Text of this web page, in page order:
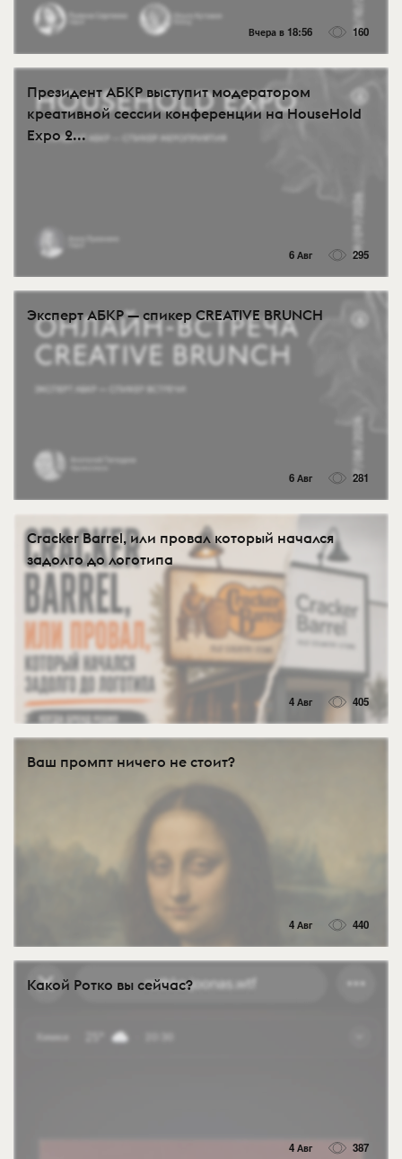
Вчера в 18:56 160
Президент АБКР выступит модератором
креативной сессии конференции на HouseHold
Expo 2...
6 Авг 295
Эксперт АБКР — спикер CREATIVE BRUNCH
6 Авг 281
Cracker Barrel, или провал который начался
задолго до логотипа
4 Авг 405
Ваш промпт ничего не стоит?
4 Авг 440
Какой Ротко вы сейчас?
4 Авг 387